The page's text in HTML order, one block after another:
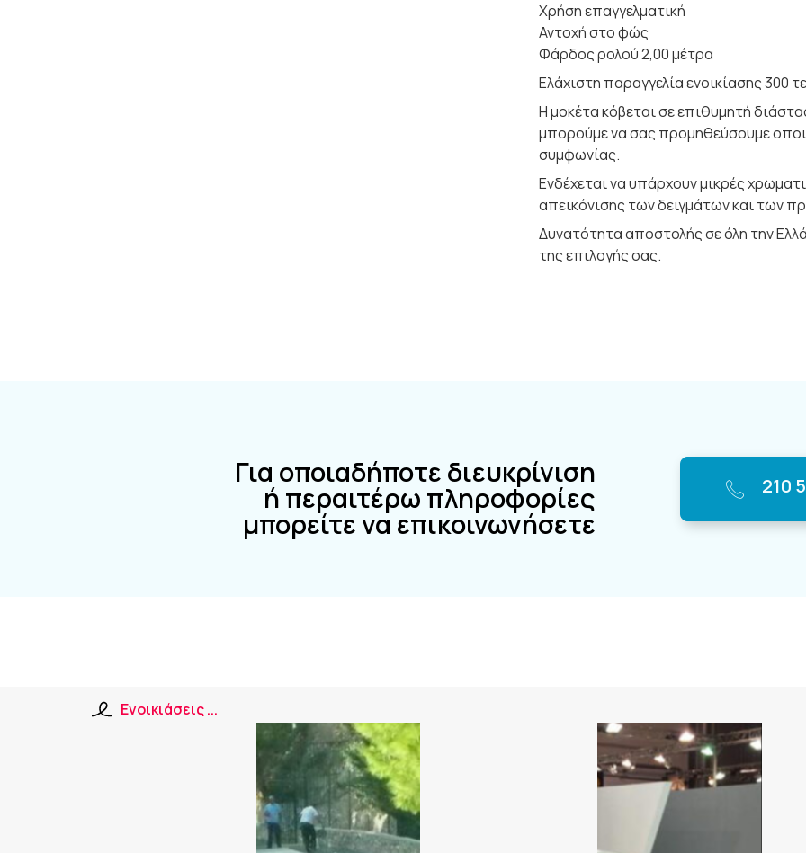
Χρήση επαγγελματική
Αντοχή στο φώς
Φάρδος ρολού 2,00 μέτρα
Ελάχιστη παραγγελία ενοικίασης 300
Η μοκέτα κόβεται σε επιθυμητή
μπορούμε να σας προμηθεύσουμε
συμφωνίας.
Ενδέχεται να υπάρχουν μικρές
απεικόνισης των δειγμάτων και των
Δυνατότητα αποστολής σε όλη την
της επιλογής σας.
Για οποιαδήποτε διευκρίνιση
ή περαιτέρω πληροφορίες
μπορείτε να επικοινωνήσετε
210
Ενοικιάσεις ...